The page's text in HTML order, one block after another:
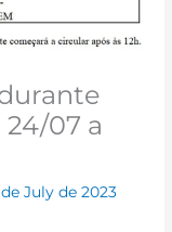
07 a
July de 2023